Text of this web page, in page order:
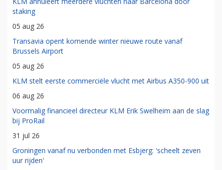
staking
05 aug 26
Transavia opent komende winter nieuwe route vanaf
Brussels Airport
05 aug 26
KLM stelt eerste commerciële vlucht met Airbus A350-900 uit
06 aug 26
Voormalig financieel directeur KLM Erik Swelheim aan de slag
bij ProRail
31 jul 26
Groningen vanaf nu verbonden met Esbjerg: 'scheelt zeven
uur rijden'